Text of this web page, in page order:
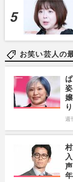
お笑い芸人の
り
週